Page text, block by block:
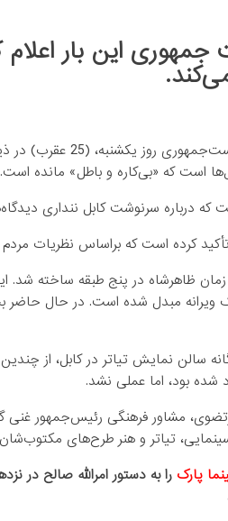
این بار
است که «بی‌کاره و باطل» مانده است.
که درباره سرنوشت کابل ننداری
کرده است که براساس نظریات
ننداری در سال 1343 در زمان ظاهرشاه در پنج
ویرانه مبدل شده است. در حال
سالن نمایش تیاتر در کابل، از
بود، اما عملی نشد.
مشاور فرهنگی رئیس‌جمهور غنی
تیاتر و هنر طرح‌های مکتوب‌شان
پارک را به دستور امرالله صالح در